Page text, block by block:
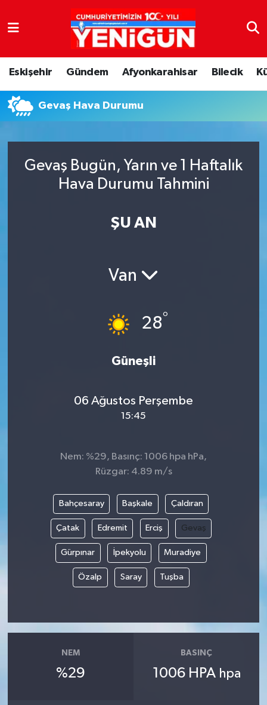
Eskişehir Gündem Afyonkarahisar Bilecik
Gevaş Hava Durumu
Gevaş Bugün, Yarın ve 1 Haftalık
Hava Durumu Tahmini
ŞU AN
Van
28°
Güneşli
06 Ağustos Perşembe
15:45
Nem: %29, Basınç: 1006 hpa hPa,
Rüzgar: 4.89 m/s
Bahçesaray Başkale Çaldıran
Çatak Edremit Erciş Gevaş
Gürpınar İpekyolu Muradiye
Özalp Saray Tuşba
NEM
%29
BASINÇ
1006 HPA hpa
Nöbetçi Eczaneler
Hava Durumu
Trafik Durumu
Tüm Manşetler